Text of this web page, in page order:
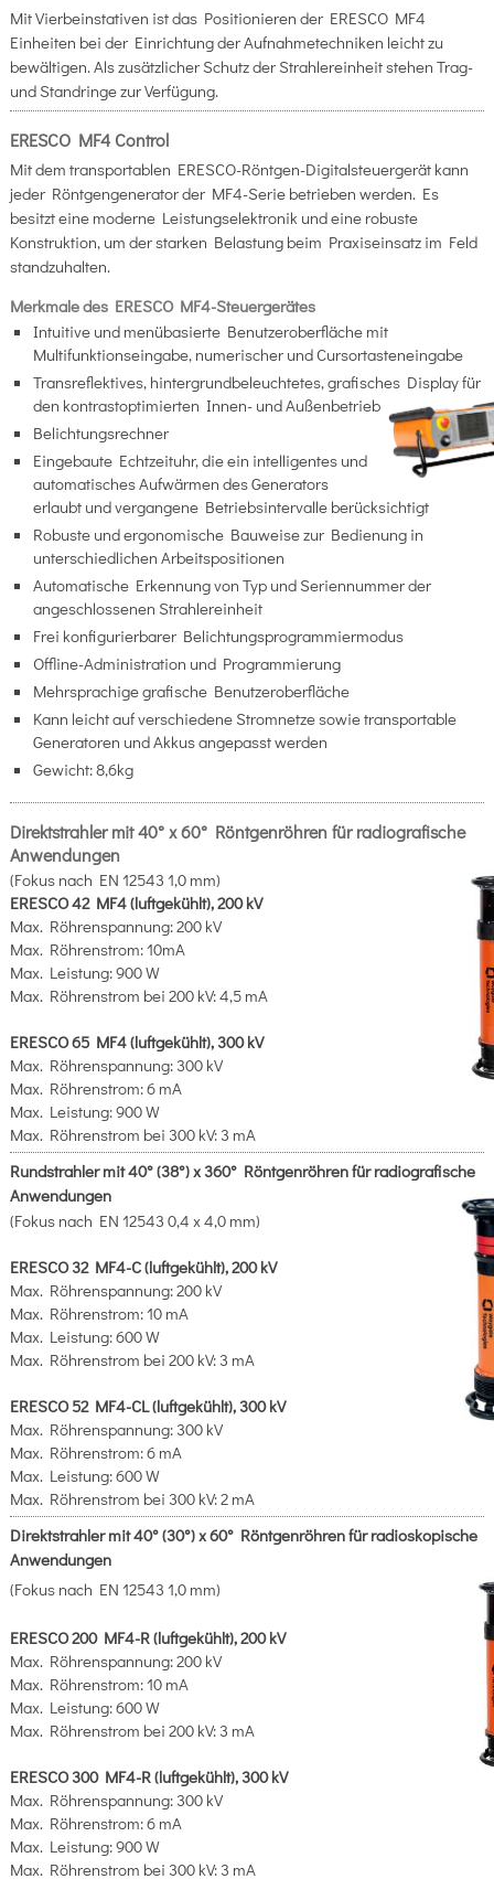
Mit Vierbeinstativen ist das Positionieren der ERESCO MF4
Einheiten bei der Einrichtung der Aufnahmetechniken leicht zu
bewältigen. Als zusätzlicher Schutz der Strahlereinheit stehen Trag-
und Standringe zur Verfügung.
ERESCO MF4 Control
Mit dem transportablen ERESCO-Röntgen-Digitalsteuergerät kann
jeder Röntgengenerator der MF4-Serie betrieben werden. Es
besitzt eine moderne Leistungselektronik und eine robuste
Konstruktion, um der starken Belastung beim Praxiseinsatz im Feld
standzuhalten.
Merkmale des ERESCO MF4-Steuergerätes
Intuitive und menübasierte Benutzeroberfläche mit
Multifunktionseingabe, numerischer und Cursortasteneingabe
Transreflektives, hintergrundbeleuchtetes, grafisches Display für
den kontrastoptimierten Innen- und Außenbetrieb
Belichtungsrechner
Eingebaute Echtzeituhr, die ein intelligentes und
automatisches Aufwärmen des Generators
erlaubt und vergangene Betriebsintervalle berücksichtigt
Robuste und ergonomische Bauweise zur Bedienung in
unterschiedlichen Arbeitspositionen
Automatische Erkennung von Typ und Seriennummer der
angeschlossenen Strahlereinheit
Frei konfigurierbarer Belichtungsprogrammiermodus
Offline-Administration und Programmierung
Mehrsprachige grafische Benutzeroberfläche
Kann leicht auf verschiedene Stromnetze sowie transportable
Generatoren und Akkus angepasst werden
Gewicht: 8,6kg
Direktstrahler mit 40° x 60° Röntgenröhren für radiografische
Anwendungen
(Fokus nach EN 12543 1,0 mm)
ERESCO 42 MF4 (luftgekühlt), 200 kV
Max. Röhrenspannung: 200 kV
Max. Röhrenstrom: 10mA
Max. Leistung: 900 W
Max. Röhrenstrom bei 200 kV: 4,5 mA
ERESCO 65 MF4 (luftgekühlt), 300 kV
Max. Röhrenspannung: 300 kV
Max. Röhrenstrom: 6 mA
Max. Leistung: 900 W
Max. Röhrenstrom bei 300 kV: 3 mA
Rundstrahler mit 40° (38°) x 360° Röntgenröhren für radiografische
Anwendungen
(Fokus nach EN 12543 0,4 x 4,0 mm)
ERESCO 32 MF4-C (luftgekühlt), 200 kV
Max. Röhrenspannung: 200 kV
Max. Röhrenstrom: 10 mA
Max. Leistung: 600 W
Max. Röhrenstrom bei 200 kV: 3 mA
ERESCO 52 MF4-CL (luftgekühlt), 300 kV
Max. Röhrenspannung: 300 kV
Max. Röhrenstrom: 6 mA
Max. Leistung: 600 W
Max. Röhrenstrom bei 300 kV: 2 mA
Direktstrahler mit 40° (30°) x 60° Röntgenröhren für radioskopische
Anwendungen
(Fokus nach EN 12543 1,0 mm)
ERESCO 200 MF4-R (luftgekühlt), 200 kV
Max. Röhrenspannung: 200 kV
Max. Röhrenstrom: 10 mA
Max. Leistung: 600 W
Max. Röhrenstrom bei 200 kV: 3 mA
ERESCO 300 MF4-R (luftgekühlt), 300 kV
Max. Röhrenspannung: 300 kV
Max. Röhrenstrom: 6 mA
Max. Leistung: 900 W
Max. Röhrenstrom bei 300 kV: 3 mA